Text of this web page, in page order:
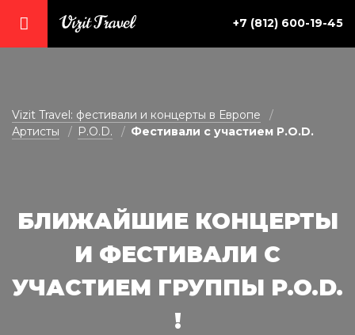
vizit@vizit-travel.ru +7 (812) 600-19-45
Vizit Travel: фестивали и концерты в Европе
Артисты
P.O.D. Фестивали с участием P.O.D.
БЛИЖАЙШИЕ КОНЦЕРТЫ
И ФЕСТИВАЛИ С
УЧАСТИЕМ ГРУППЫ P.O.D.
!